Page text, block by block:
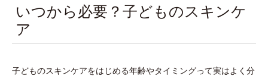
いつから必要？子どものスキンケ
ア
子どものスキンケアをはじめる年齢やタイミングって実はよく分